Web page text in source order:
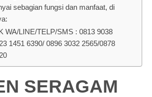
sebagian fungsi dan manfaat, di
WA/LINE/TELP/SMS : 0813 9038
1451 6390/ 0896 3032 2565/0878
SERAGAM